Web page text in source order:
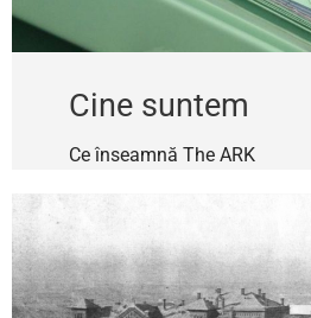
Cine suntem
Ce înseamnă The ARK